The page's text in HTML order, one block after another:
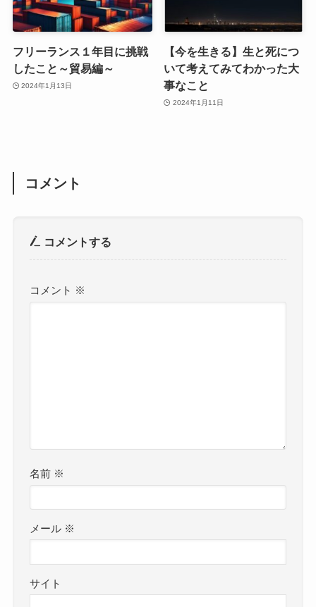
フリーランス１年目に挑戦
したこと～貿易編～
2024年1月13日
【今を生きる】生と死につ
いて考えてみてわかった大
事なこと
2024年1月11日
コメント
コメントする
コメント ※
名前 ※
メール ※
サイト